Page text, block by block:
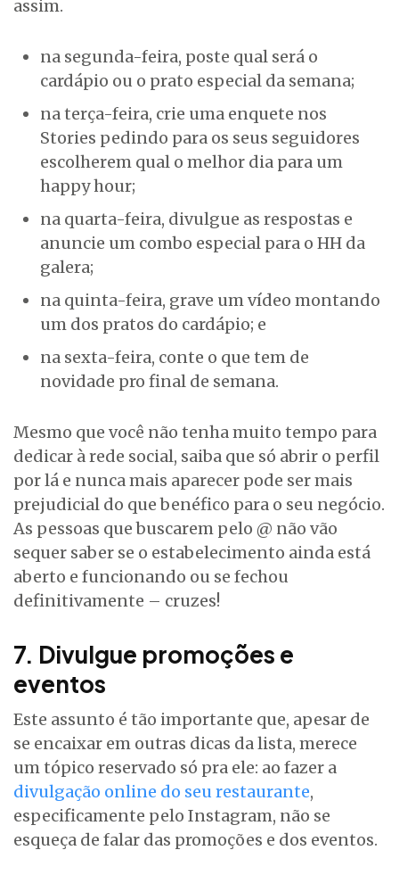
assim.
na segunda-feira, poste qual será o
cardápio ou o prato especial da semana;
na terça-feira, crie uma enquete nos
Stories pedindo para os seus seguidores
escolherem qual o melhor dia para um
happy hour;
na quarta-feira, divulgue as respostas e
anuncie um combo especial para o HH da
galera;
na quinta-feira, grave um vídeo montando
um dos pratos do cardápio; e
na sexta-feira, conte o que tem de
novidade pro final de semana.
Mesmo que você não tenha muito tempo para
dedicar à rede social, saiba que só abrir o perfil
por lá e nunca mais aparecer pode ser mais
prejudicial do que benéfico para o seu negócio.
As pessoas que buscarem pelo @ não vão
sequer saber se o estabelecimento ainda está
aberto e funcionando ou se fechou
definitivamente – cruzes!
7. Divulgue promoções e
eventos
Este assunto é tão importante que, apesar de
se encaixar em outras dicas da lista, merece
um tópico reservado só pra ele: ao fazer a
divulgação online do seu restaurante,
especificamente pelo Instagram, não se
esqueça de falar das promoções e dos eventos.